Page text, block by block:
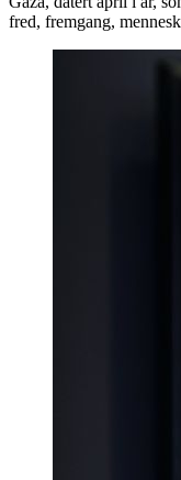
fred, fremgang,